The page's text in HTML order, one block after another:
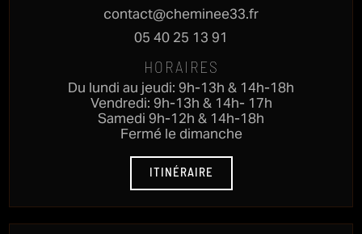
contact@cheminee33.fr
05 40 25 13 91
HORAIRES
Du lundi au jeudi: 9h-13h & 14h-18h
Vendredi: 9h-13h & 14h- 17h
Samedi 9h-12h & 14h-18h
Fermé le dimanche
ITINÉRAIRE